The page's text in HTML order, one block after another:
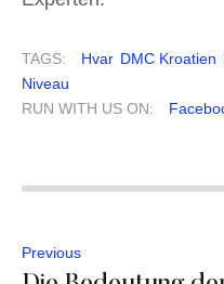
TAGS: Hvar DMC Kroatien
Niveau
RUN WITH US ON:
Previous